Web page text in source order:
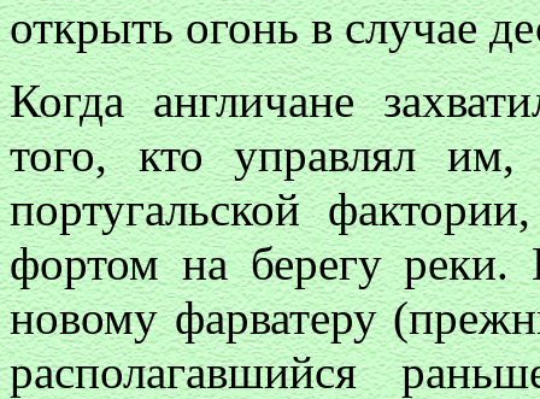
открыть огонь в случае
Когда англичане
того, кто управлял
португальской
фортом на берегу
новому фарватеру
располагавшийся